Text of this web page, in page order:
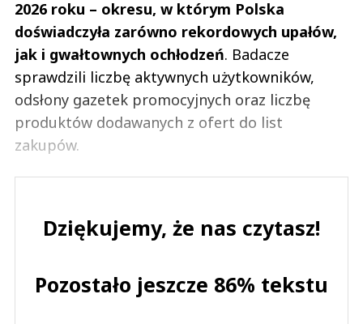
2026 roku – okresu, w którym Polska
doświadczyła zarówno rekordowych upałów,
jak i gwałtownych ochłodzeń. Badacze
sprawdzili liczbę aktywnych użytkowników,
odsłony gazetek promocyjnych oraz liczbę
produktów dodawanych z ofert do list
zakupów.
Dziękujemy, że nas czytasz!
Pozostało jeszcze 86% tekstu